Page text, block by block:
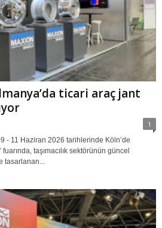
ticari araç jant
1
- 11 Haziran 2026 tarihlerinde Köln’de
taşımacılık sektörünün güncel
tasarlanan...